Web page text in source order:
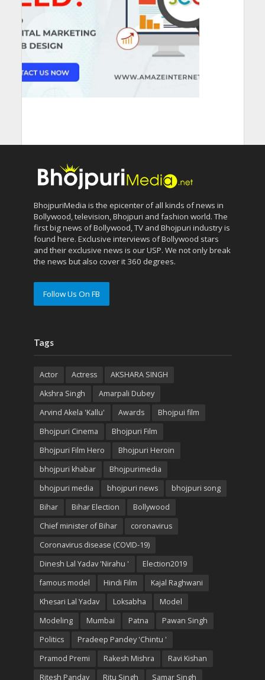
BhojpuriMedia is the epicenter of all kinds of news in
Bollywood, television, Bhojpuri and fashion world. The
first big news of Bollywood, TV and Bhojpuri industry is
found here. Exclusive interviews of Bollywood stars
and their exclusive news is our USP. We not only break
the news but also cover it 360 degrees.
Follow Us On FB
Tags
Actor Actress
AKSHARA SINGH
Akshra Singh
Amarpali Dubey
Arvind Akela 'Kallu'
Awards
Bhojpui film
Bhojpuri Cinema
Bhojpuri Film
Bhojpuri Film Hero
Bhojpuri Heroin
bhojpuri khabar
Bhojpurimedia
bhojpuri media
bhojpuri news
bhojpuri song
Bihar
Bihar Election
Bollywood
Chief minister of Bihar
coronavirus
Coronavirus disease (COVID-19)
Dinesh Lal Yadav 'Nirahu '
Election2019
famous model
Hindi Film
Kajal Raghwani
Khesari Lal Yadav
Loksabha
Model
Modeling
Mumbai Patna
Pawan Singh
Politics
Pradeep Pandey 'Chintu '
Pramod Premi
Rakesh Mishra
Ravi Kishan
Ritesh Panday
Ritu Singh Samar Singh